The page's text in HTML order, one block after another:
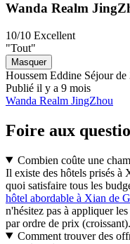
Wanda Realm
10/10 Excellent
"Tout"
Masquer
Houssem Eddine Séjour de
Publié il y a 9 mois
Wanda Realm JingZhou
Foire aux
Combien coûte une
Il existe des hôtels prisés à
quoi satisfaire tous les
hôtel abordable à Xian de
n'hésitez pas à appliquer
par ordre de prix (croissant).
Comment trouver des